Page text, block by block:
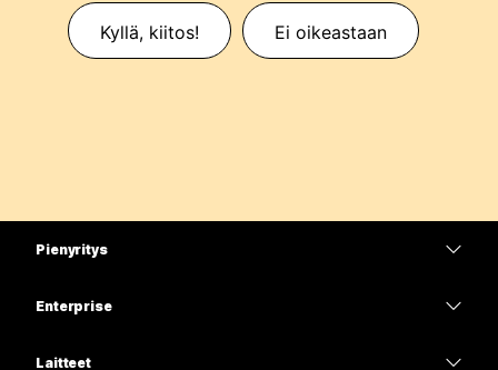
Kyllä, kiitos! Ei oikeastaan
Pienyritys
Enterprise
Laitteet